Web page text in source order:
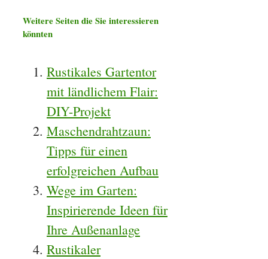
Weitere Seiten die Sie interessieren
könnten
Rustikales Gartentor
mit ländlichem Flair:
DIY-Projekt
Maschendrahtzaun:
Tipps für einen
erfolgreichen Aufbau
Wege im Garten:
Inspirierende Ideen für
Ihre Außenanlage
Rustikaler